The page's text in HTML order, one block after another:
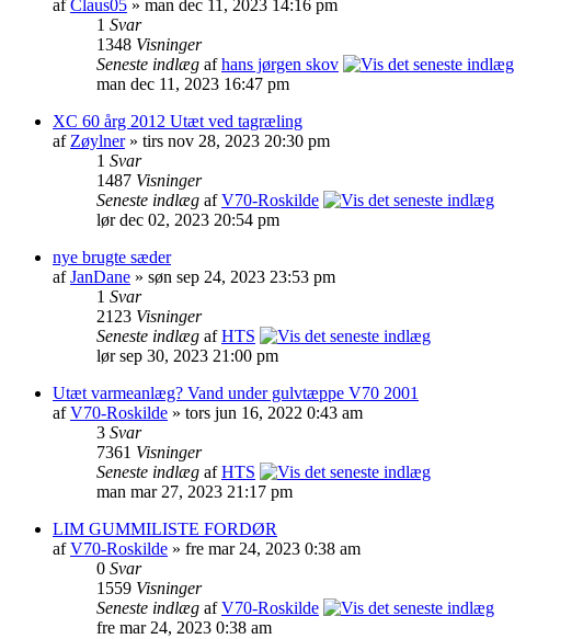
afClaus05 » man dec 11, 2023 14:16 pm
1 Svar
1348 Visninger
Seneste indlæg afhans jørgen skov
man dec 11, 2023 16:47 pm
XC 60 årg 2012 Utæt ved tagræling
afZøylner» tirs nov 28, 2023 20:30 pm
1 Svar
1487 Visninger
Seneste indlæg afV70-Roskilde
lør dec 02, 2023 20:54 pm
nye brugte sæder
afJanDane » søn sep 24, 2023 23:53 pm
1 Svar
2123 Visninger
Seneste indlæg afHTS
lør sep 30, 2023 21:00 pm
Utæt varmeanlæg? Vand under gulvtæppe V70 2001
afV70-Roskilde » tors jun 16, 2022 0:43 am
3 Svar
7361 Visninger
Seneste indlæg afHTS
man mar 27, 2023 21:17 pm
LIM GUMMILISTE FORDØR
afV70-Roskilde » fre mar 24, 2023 0:38 am
0 Svar
1559 Visninger
Seneste indlæg afV70-Roskilde
fre mar 24, 2023 0:38 am